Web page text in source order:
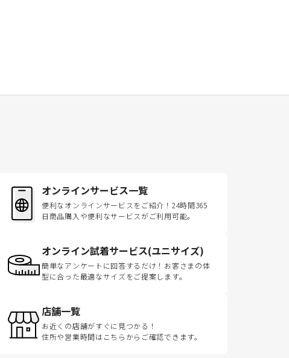
オンラインサービス一覧
便利なオンラインサービスをご紹介！24時間365
日商品購入や便利なサービスがご利用可能。
オンライン試着サービス(ユニサイズ)
簡単なアンケートに回答するだけ！お客さまの体
型に合った最適なサイズをご提案します。
店舗一覧
お近くの店舗がすぐに見つかる！
住所や営業時間はこちらからご確認できます。